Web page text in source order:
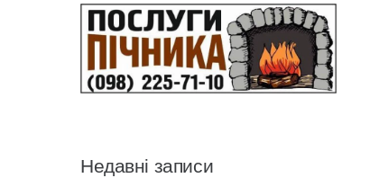
Недавні записи